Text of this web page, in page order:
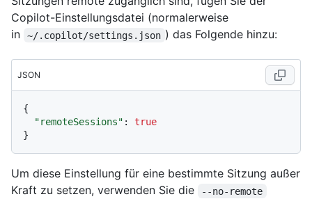
Copilot-Einstellungsdatei (normalerweise
in
~/.copilot/settings.json ) das Folgende hinzu:
JSON
{
"remoteSessions" :
true
}
Um diese Einstellung für eine bestimmte Sitzung außer
Kraft zu setzen, verwenden Sie die
--no-remote